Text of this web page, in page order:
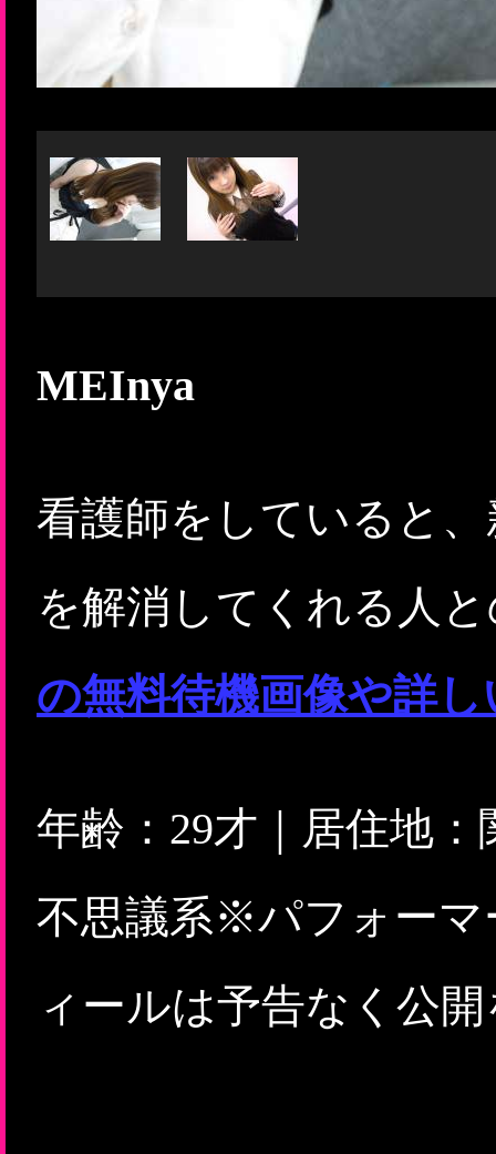
MEInya
看護師をしていると
を解消してくれる人
の無料待機画像や詳
年齢：29才｜居住地
不思議系※パフォーマ
ィールは予告なく公